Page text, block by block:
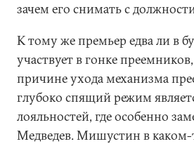
зачем его снимать с
К тому же премьер едва ли в
участвует в гонке
причине ухода механизма
глубоко спящий режим
лояльностей, где особенно
Медведев. Мишустин в